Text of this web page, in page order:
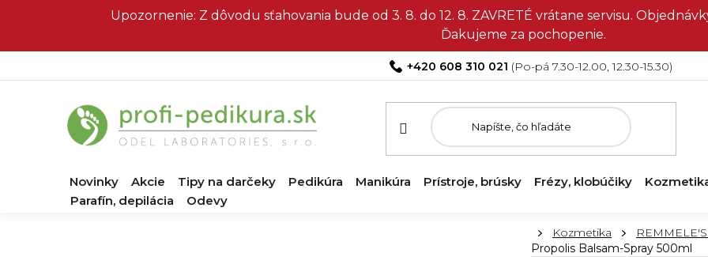
Upozornenie: Z dôvodu sťahovania bude od 3. 8. do 12. 8. ZAVRETÉ vrátane servisu.
Ďakujeme za pochopenie.
+420 608 310 021
Novinky Akcie Tipy na darčeky Pedikúra Manikúra Prístroje, brúsky Frézy, klobúčiky
Parafín, depilácia
Odevy
DomovKozmetika
Propolis Balsam-Spray 500ml